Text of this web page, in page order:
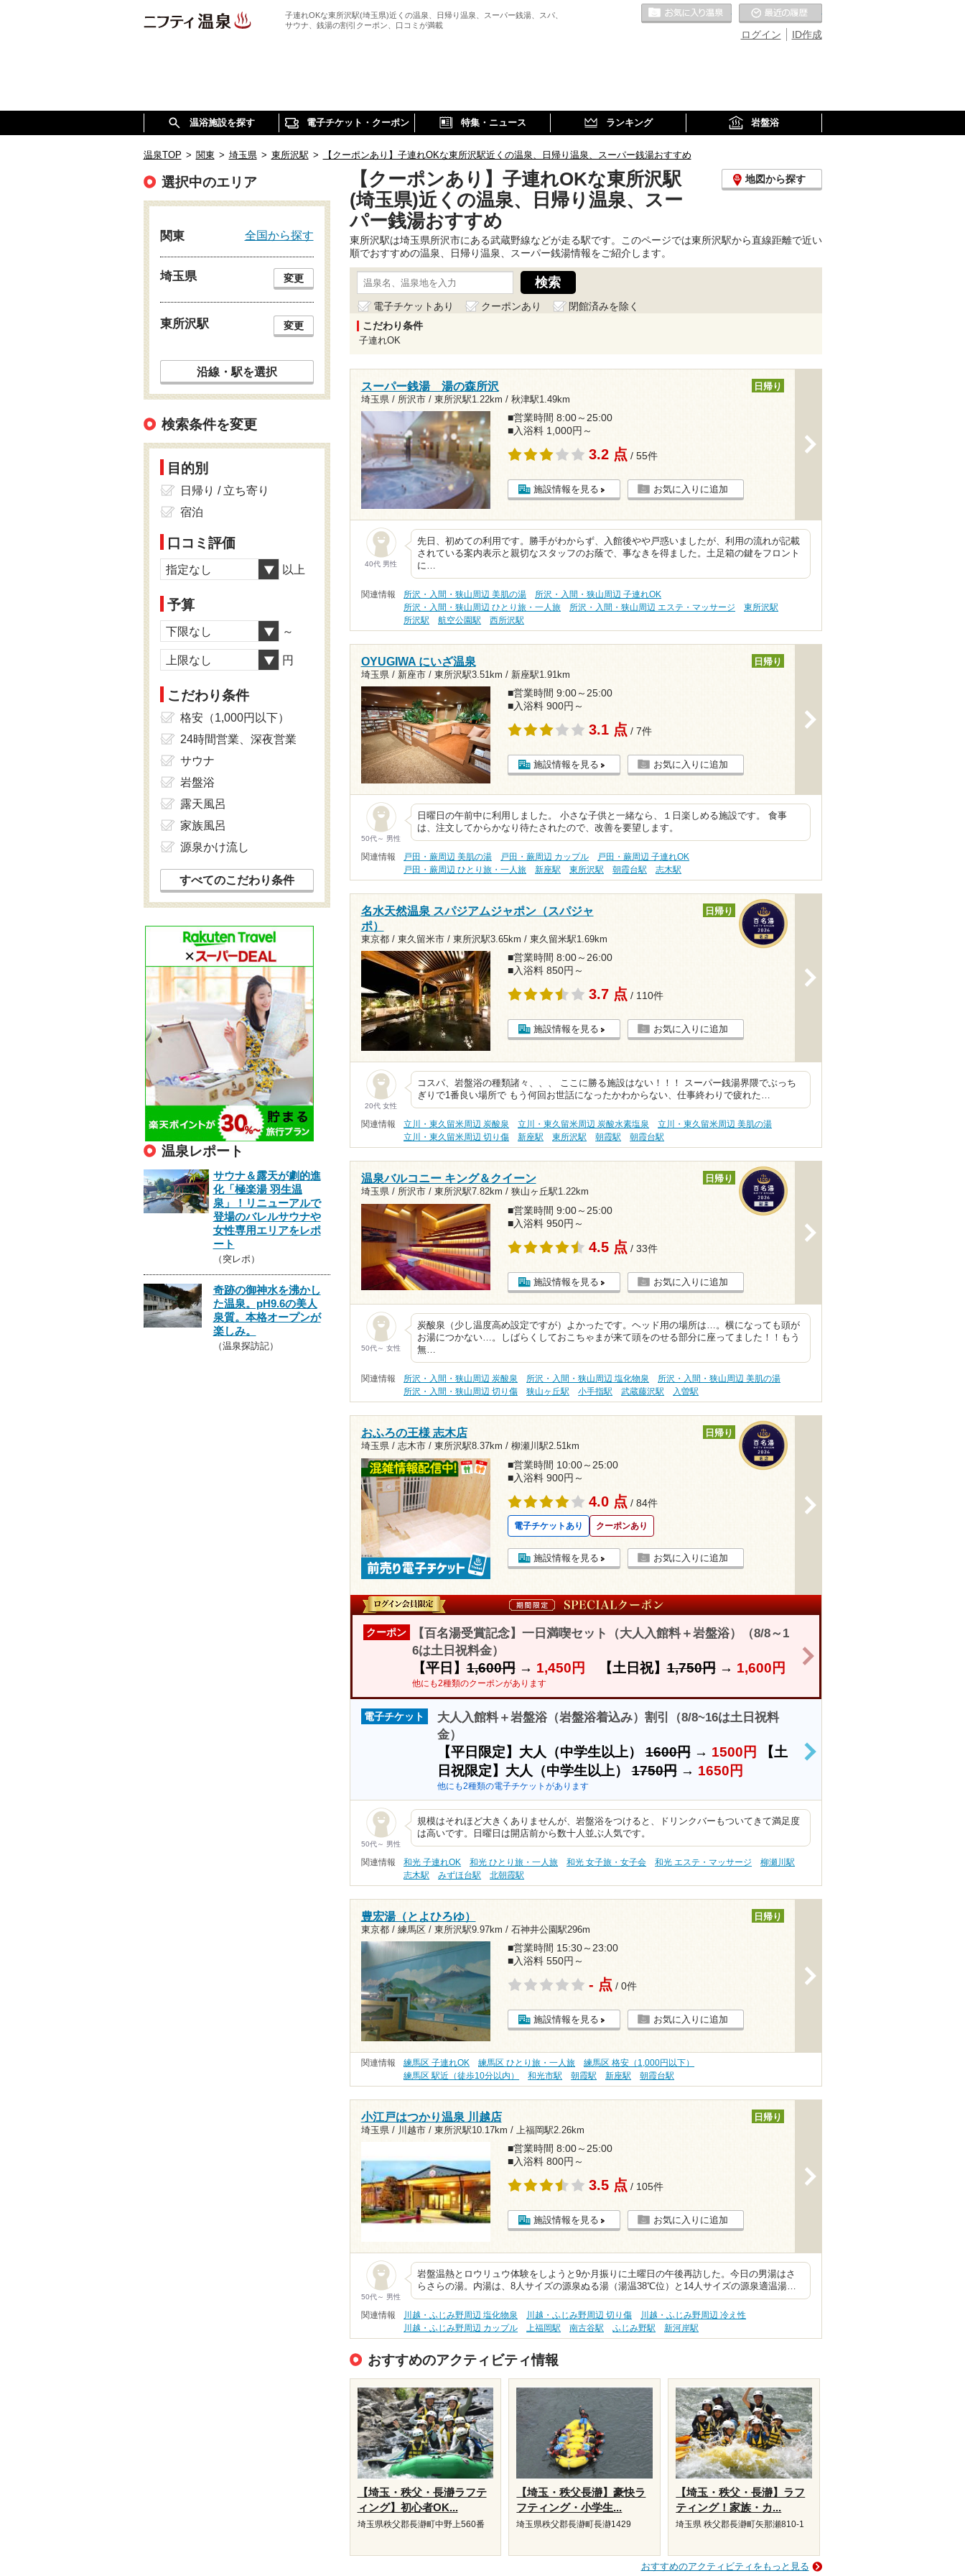
子連れOKな東所沢駅(埼玉県)近くの温泉、日帰り温泉、スーパー銭湯、スパ、
サウナ、銭湯の割引クーポン、口コミが満載
ID作成
ログイン
お気に入りの温泉
温浴施設を探す 電子チケット・クーポン 特集・ニュース ランキング 岩盤浴
温泉TOP > 関東 > 埼玉県 > 東所沢駅 > 【クーポンあり】子連れOKな東所沢駅近くの温泉、日帰り温泉、スーパー銭湯おすすめ
【クーポンあり】子連れOKな東所沢駅
(埼玉県)近くの温泉、日帰り温泉、スー
パー銭湯おすすめ
地図から探す
東所沢駅は埼玉県所沢市にある武蔵野線などが走る駅です。このページでは東所沢駅から直線距離で近い
順でおすすめの温泉、日帰り温泉、スーパー銭湯情報をご紹介します。
電子チケットあり クーポンあり
閉館済みを除く
こだわり条件
子連れOK
スーパー銭湯 湯の森所沢
埼玉県 / 所沢市 / 東所沢駅1.22km / 秋津駅1.49km
日帰り
■営業時間 8:00～25:00
■入浴料 1,000円～
3.2 点 / 55件
施設情報を見る お気に入りに追加
40代 男性
先日、初めての利用です。勝手がわからず、入館後やや戸惑いましたが、利用の流れが記載
されている案内表示と親切なスタッフのお蔭で、事なきを得ました。土足箱の鍵をフロント
に…
関連情報 所沢・入間・狭山周辺 美肌の湯
所沢・入間・狭山周辺 子連れOK
所沢・入間・狭山周辺 ひとり旅・一人旅
所沢・入間・狭山周辺 エステ・マッサージ
東所沢駅
所沢駅
航空公園駅 西所沢駅
OYUGIWA にいざ温泉
埼玉県 / 新座市 / 東所沢駅3.51km / 新座駅1.91km
日帰り
■営業時間 9:00～25:00
■入浴料 900円～
3.1 点 / 7件
施設情報を見る お気に入りに追加
50代～ 男性
日曜日の午前中に利用しました。 小さな子供と一緒なら、１日楽しめる施設です。 食事
は、注文してからかなり待たされたので、改善を要望します。
関連情報 戸田・蕨周辺 美肌の湯 戸田・蕨周辺 カップル
戸田・蕨周辺 子連れOK
戸田・蕨周辺 ひとり旅・一人旅
新座駅 東所沢駅 朝霞台駅 志木駅
名水天然温泉 スパジアムジャポン（スパジャ
ポ）
東京都 / 東久留米市 / 東所沢駅3.65km / 東久留米駅1.69km
日帰り
■営業時間 8:00～26:00
■入浴料 850円～
3.7 点 / 110件
施設情報を見る お気に入りに追加
20代 女性
コスパ、岩盤浴の種類諸々、、、 ここに勝る施設はない！！！ スーパー銭湯界隈でぶっち
ぎりで1番良い場所で もう何回お世話になったかわからない、仕事終わりで疲れた…
関連情報 立川・東久留米周辺 炭酸泉 立川・東久留米周辺 炭酸水素塩泉
立川・東久留米周辺 美肌の湯
立川・東久留米周辺 切り傷
新座駅 東所沢駅 朝霞駅 朝霞台駅
温泉バルコニー キング＆クイーン
埼玉県 / 所沢市 / 東所沢駅7.82km / 狭山ヶ丘駅1.22km
日帰り
■営業時間 9:00～25:00
■入浴料 950円～
4.5 点 / 33件
施設情報を見る お気に入りに追加
50代～ 女性
炭酸泉（少し温度高め設定ですが）よかったです。ヘッド用の場所は…。横になっても頭が
お湯につかない…。しばらくしておこちゃまが来て頭をのせる部分に座ってました！！もう
無…
関連情報 所沢・入間・狭山周辺 炭酸泉 所沢・入間・狭山周辺 塩化物泉
所沢・入間・狭山周辺 美肌の湯
所沢・入間・狭山周辺 切り傷
狭山ヶ丘駅 小手指駅 武蔵藤沢駅 入曽駅
おふろの王様 志木店
埼玉県 / 志木市 / 東所沢駅8.37km / 柳瀬川駅2.51km
日帰り
■営業時間 10:00～25:00
■入浴料 900円～
4.0 点 / 84件
電子チケットあり クーポンあり
施設情報を見る お気に入りに追加
クーポン
【百名湯受賞記念】一日満喫セット（大人入館料＋岩盤浴）（8/8～1
6は土日祝料金）
【平日】1,600円→ 1,450円 【土日祝】1,750円→ 1,600円
他にも2種類のクーポンがあります
電子チケット
大人入館料＋岩盤浴（岩盤浴着込み）割引（8/8~16は土日祝料
金）
【平日限定】大人（中学生以上）1600円→ 1500円
【土
日祝限定】大人（中学生以上）1750円→ 1650円
他にも2種類の電子チケットがあります
>
50代～ 男性
規模はそれほど大きくありませんが、岩盤浴をつけると、ドリンクバーもついてきて満足度
は高いです。日曜日は開店前から数十人並ぶ人気です。
関連情報 和光 子連れOK 和光 ひとり旅・一人旅 和光 女子旅・女子会 和光 エステ・マッサージ
柳瀬川駅
志木駅
みずほ台駅 北朝霞駅
豊宏湯（とよひろゆ）
東京都 / 練馬区 / 東所沢駅9.97km / 石神井公園駅296m
日帰り
■営業時間 15:30～23:00
■入浴料 550円～
- 点 / 0件
施設情報を見る お気に入りに追加
関連情報 練馬区 子連れOK 練馬区 ひとり旅・一人旅
練馬区 格安（1,000円以下）
練馬区 駅近（徒歩10分以内）
和光市駅 朝霞駅 新座駅 朝霞台駅
小江戸はつかり温泉 川越店
埼玉県 / 川越市 / 東所沢駅10.17km / 上福岡駅2.26km
日帰り
■営業時間 8:00～25:00
■入浴料 800円～
3.5 点 / 105件
施設情報を見る お気に入りに追加
50代～ 男性
岩盤温熱とロウリュウ体験をしようと9か月振りに土曜日の午後再訪した。今日の男湯はさ
らさらの湯。内湯は、8人サイズの源泉ぬる湯（湯温38℃位）と14人サイズの源泉適温湯…
関連情報 川越・ふじみ野周辺 塩化物泉 川越・ふじみ野周辺 切り傷
川越・ふじみ野周辺 冷え性
川越・ふじみ野周辺 カップル
上福岡駅 南古谷駅 ふじみ野駅 新河岸駅
おすすめのアクティビティ情報
【埼玉・秩父・長瀞ラフテ
ィング】初心者OK...
埼玉県秩父郡長瀞町中野上560番
【埼玉・秩父長瀞】豪快ラ
フティング・小学生...
埼玉県秩父郡長瀞町長瀞1429
【埼玉・秩父・長瀞】ラフ
ティング！家族・カ...
埼玉県 秩父郡長瀞町矢那瀬810-1
おすすめのアクティビティをもっと見る
選択中のエリア
関東 全国から探す
埼玉県 変更
東所沢駅 変更
沿線・駅を選択
検索条件を変更
目的別
日帰り / 立ち寄り
宿泊
口コミ評価
指定なし 以上
予算
下限なし ～
上限なし 円
こだわり条件
格安（1,000円以下）
24時間営業、深夜営業
サウナ
岩盤浴
露天風呂
家族風呂
源泉かけ流し
すべてのこだわり条件
温泉レポート
サウナ＆露天が劇的進
化「極楽湯 羽生温
泉」！リニューアルで
登場のバレルサウナや
女性専用エリアをレポ
ート
（突レポ）
奇跡の御神水を沸かし
た温泉。pH9.6の美人
泉質。本格オープンが
楽しみ。
（温泉探訪記）